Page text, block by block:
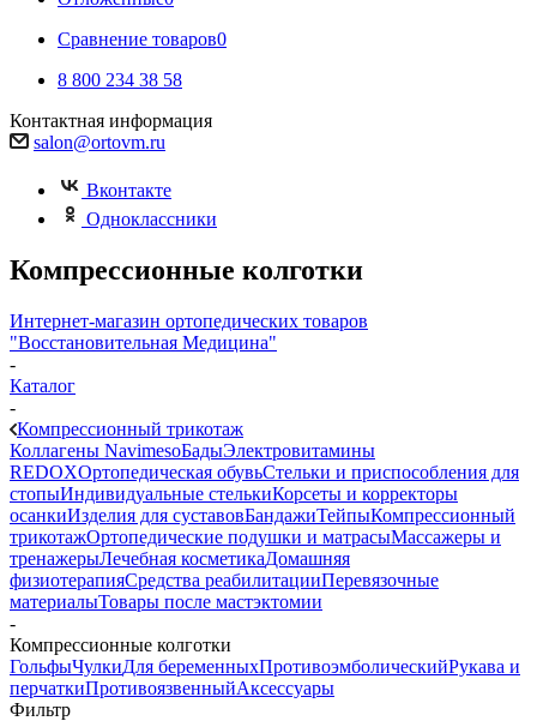
Сравнение товаров0
8 800 234 38 58
Контактная информация
salon@ortovm.ru
Вконтакте
Одноклассники
Компрессионные колготки
Интернет-магазин ортопедических товаров
"Восстановительная Медицина"
-
Каталог
-
Компрессионный трикотаж
Коллагены NavimesoБадыЭлектровитамины
REDOXОртопедическая обувьСтельки и приспособления для
стопыИндивидуальные стелькиКорсеты и корректоры
осанкиИзделия для суставовБандажиТейпыКомпрессионный
трикотажОртопедические подушки и матрасыМассажеры и
тренажерыЛечебная косметикаДомашняя
физиотерапияСредства реабилитацииПеревязочные
материалыТовары после мастэктомии
-
Компрессионные колготки
ГольфыЧулкиДля беременныхПротивоэмболическийРукава и
перчаткиПротивоязвенныйАксессуары
Фильтр